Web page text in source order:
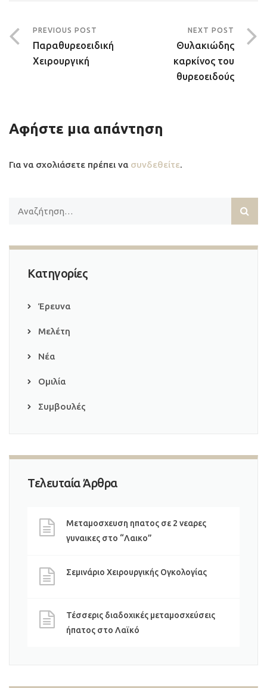
PREVIOUS POST
Παραθυρεοειδική
Χειρουργική
NEXT POST
Θυλακιώδης
καρκίνος του
θυρεοειδούς
Αφήστε μια απάντηση
Για να σχολιάσετε πρέπει να συνδεθείτε.
Κατηγορίες
Έρευνα
Μελέτη
Νέα
Ομιλία
Συμβουλές
Τελευταία Άρθρα
Μεταμοσχευση ηπατος σε 2 νεαρες
γυναικες στο “Λαικο”
Σεμινάριο Χειρουργικής Ογκολογίας
Τέσσερις διαδοχικές μεταμοσχεύσεις
ήπατος στο Λαϊκό